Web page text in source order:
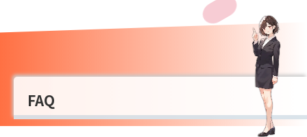
FAQ